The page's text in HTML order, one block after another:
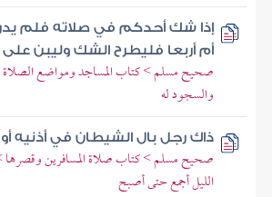
إذا شك أحدكم في صلاته فلم
أم أربعا فليطرح الشك وليبن
صحيح مسلم > كتاب المساجد ومواضع الصلاة
والسجود له
ذاك رجل بال الشيطان في أذنيه
صحيح مسلم > كتاب صلاة المسافرين وقصرها
الليل أجمع حتى أصبح